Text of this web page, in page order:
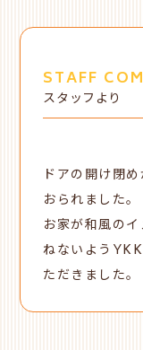
STAFF
スタッフより
ドアの開け閉
おられました。
お家が和風の
ねないよう
ただきました。